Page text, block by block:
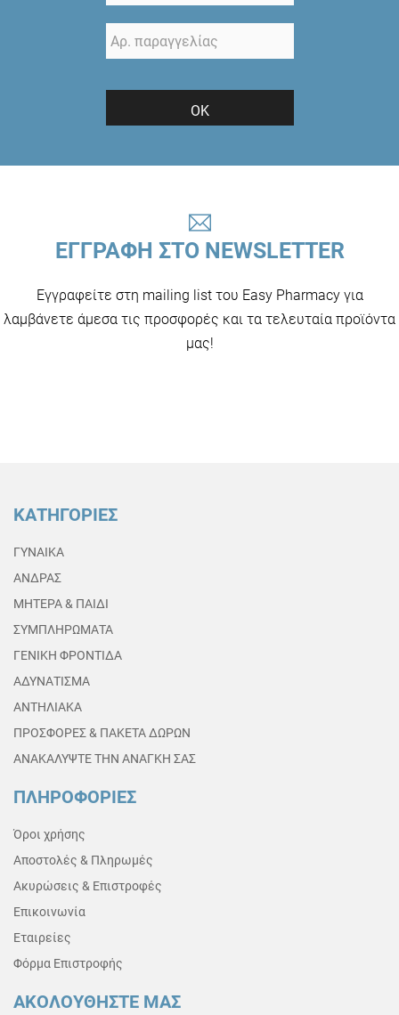
ΟΚ
ΕΓΓΡΑΦΗ ΣΤΟ NEWSLETTER
Εγγραφείτε στη mailing list του Easy Pharmacy για
λαμβάνετε άμεσα τις προσφορές και τα τελευταία προϊόντα
μας!
ΚΑΤΗΓΟΡΙΕΣ
ΓΥΝΑΙΚΑ
ΑΝΔΡΑΣ
ΜΗΤΕΡΑ & ΠΑΙΔΙ
ΣΥΜΠΛΗΡΩΜΑΤΑ
ΓΕΝΙΚΗ ΦΡΟΝΤΙΔΑ
ΑΔΥΝΑΤΙΣΜΑ
ΑΝΤΗΛΙΑΚΑ
ΠΡΟΣΦΟΡΕΣ & ΠΑΚΕΤΑ ΔΩΡΩΝ
ΑΝΑΚΑΛΥΨΤΕ ΤΗΝ ΑΝΑΓΚΗ ΣΑΣ
ΠΛΗΡΟΦΟΡΙΕΣ
Όροι χρήσης
Αποστολές & Πληρωμές
Ακυρώσεις & Επιστροφές
Επικοινωνία
Εταιρείες
Φόρμα Επιστροφής
ΑΚΟΛΟΥΘΗΣΤΕ ΜΑΣ